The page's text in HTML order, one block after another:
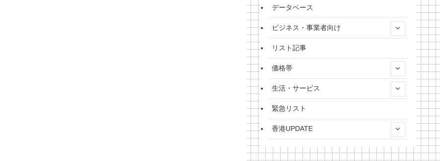
データベース
ビジネス・事業者向け
リスト記事
価格帯
生活・サービス
緊急リスト
香港UPDATE